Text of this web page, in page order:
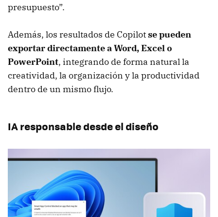
presupuesto”.
Además, los resultados de Copilotse pueden
exportar directamente a Word, Excel o
PowerPoint, integrando de forma natural la
creatividad, la organización y la productividad
dentro de un mismo flujo.
IA responsable desde el diseño